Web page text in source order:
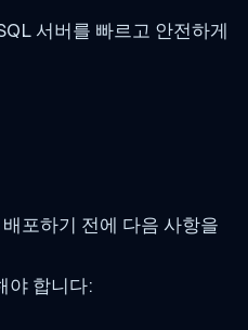
서버를 빠르고 안전하게
포하기 전에 다음 사항을
야 합니다: